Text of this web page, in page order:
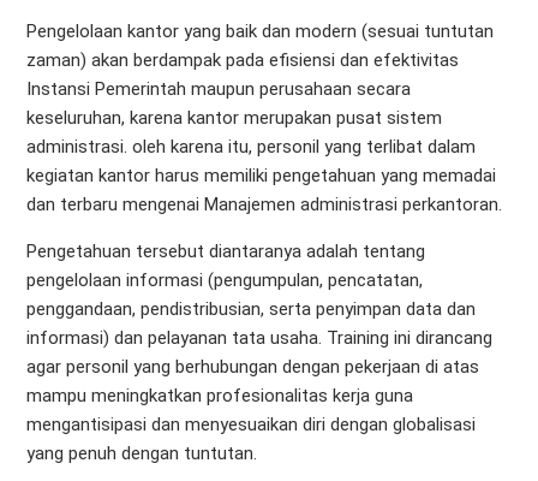
Pengelolaan kantor yang baik dan modern (sesuai tuntutan
zaman) akan berdampak pada efisiensi dan efektivitas
Instansi Pemerintah maupun perusahaan secara
keseluruhan, karena kantor merupakan pusat sistem
administrasi. oleh karena itu, personil yang terlibat dalam
kegiatan kantor harus memiliki pengetahuan yang memadai
dan terbaru mengenai Manajemen administrasi perkantoran.
Pengetahuan tersebut diantaranya adalah tentang
pengelolaan informasi (pengumpulan, pencatatan,
penggandaan, pendistribusian, serta penyimpan data dan
informasi) dan pelayanan tata usaha. Training ini dirancang
agar personil yang berhubungan dengan pekerjaan di atas
mampu meningkatkan profesionalitas kerja guna
mengantisipasi dan menyesuaikan diri dengan globalisasi
yang penuh dengan tuntutan.